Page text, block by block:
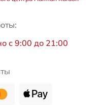
с 9:00 до 21:00